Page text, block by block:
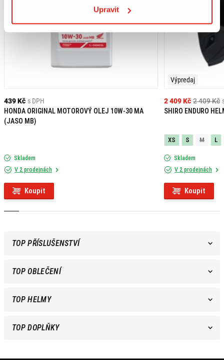
Upravit
439 Kč s DPH
HONDA ORIGINAL MOTOROVÝ OLEJ 10W-30 MA
(JASO MB)
Skladem
V 2 prodejnách
Koupit
Výpredaj
2 409 Kč
2 409 Kč
SHIRO ENDURO
XS S M L
Skladem
V 2 prodejnách
Koupit
TOP PŘÍSLUŠENSTVÍ
TOP OBLEČENÍ
TOP HELMY
TOP DOPLŇKY